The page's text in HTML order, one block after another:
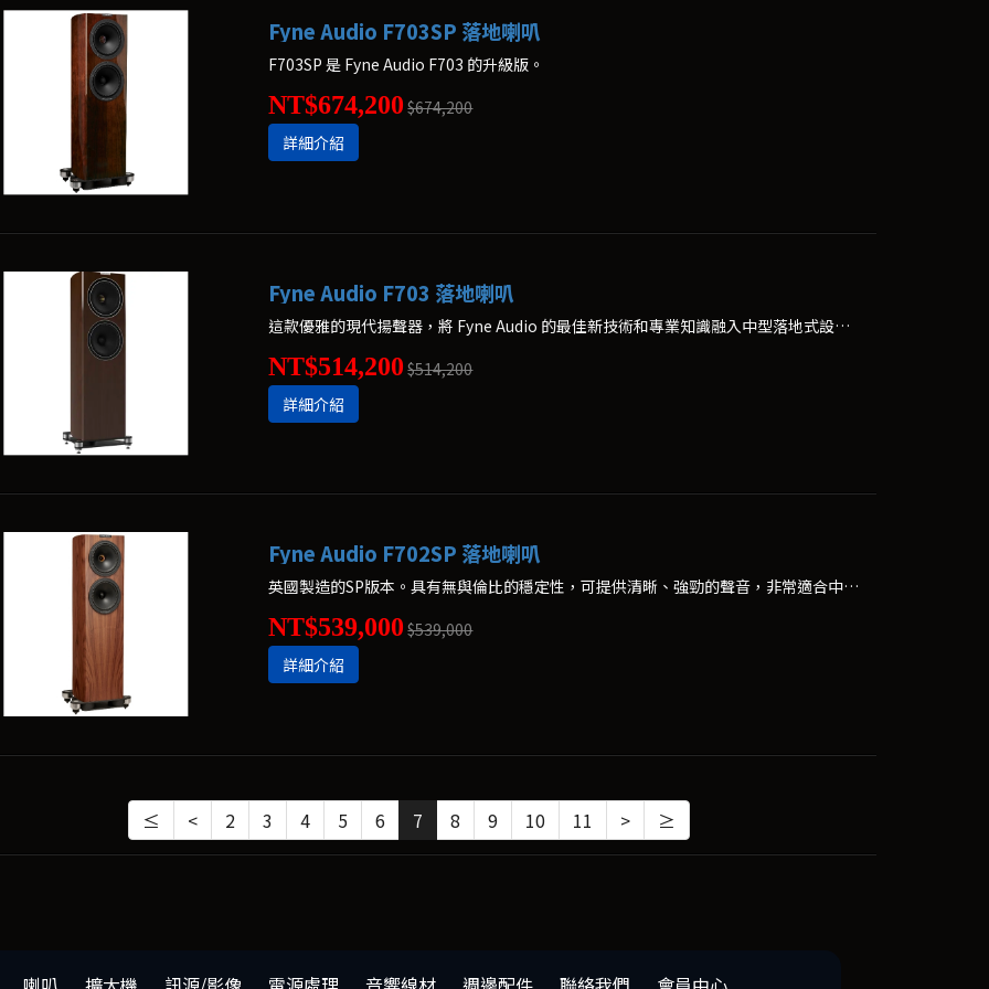
Fyne Audio F703SP 落地喇叭
F703SP 是 Fyne Audio F703 的升級版。
NT$674,200 $674,200
詳細介紹
Fyne Audio F703 落地喇叭
這款優雅的現代揚聲器，將 Fyne Audio 的最佳新技術和專業知識融入中型落地式設計中。F703 在英國製造。
NT$514,200 $514,200
詳細介紹
Fyne Audio F702SP 落地喇叭
英國製造的SP版本。具有無與倫比的穩定性，可提供清晰、強勁的聲音，非常適合中型到大型房間。
NT$539,000 $539,000
詳細介紹
≤ < 2 3 4 5 6 7 8 9 10 11 > ≥